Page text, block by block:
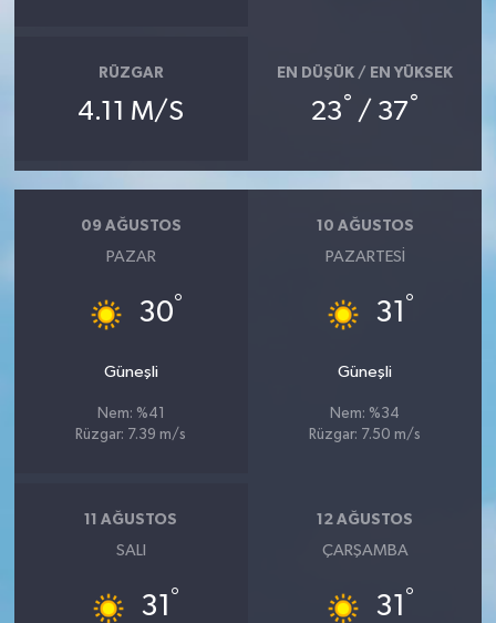
RÜZGAR
4.11 M/S
EN DÜŞÜK / EN YÜKSEK
23° / 37°
09 AĞUSTOS
PAZAR
30°
Güneşli
Nem: %41
Rüzgar: 7.39 m/s
10 AĞUSTOS
PAZARTESI
31 °
Güneşli
Nem: %34
Rüzgar: 7.50 m/s
11 AĞUSTOS
SALI
31 °
12 AĞUSTOS
ÇARŞAMBA
31 °